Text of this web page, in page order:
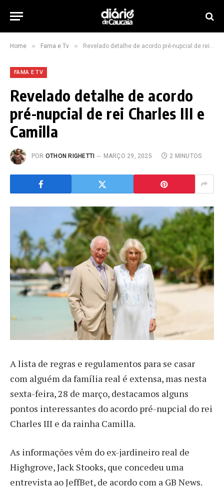
Home » Fama e Tv » Revelado detalhe de acordo pré-nupcial de rei Charles III e Camilla
FAMA E TV
Revelado detalhe de acordo
pré-nupcial de rei Charles III e
Camilla
POR OTHON RIGHETTI MARÇO 29, 2025 2 MINUTOS
A lista de regras e regulamentos para se casar
com alguém da família real é extensa, mas nesta
sexta-feira, 28 de março, destacamos alguns
pontos interessantes do acordo pré-nupcial do rei
Charles III e da rainha Camilla.
As informações vêm do ex-jardineiro real de
Highgrove, Jack Stooks, que concedeu uma
entrevista ao JeffBet, de acordo com a GB News.